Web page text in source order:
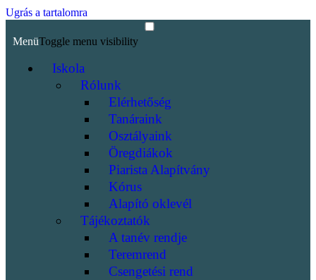
Ugrás a tartalomra
MenüToggle menu visibility
Iskola
Rólunk
Elérhetőség
Tanáraink
Osztályaink
Öregdiákok
Piarista Alapítvány
Kórus
Alapító oklevél
Tájékoztatók
A tanév rendje
Teremrend
Csengetési rend